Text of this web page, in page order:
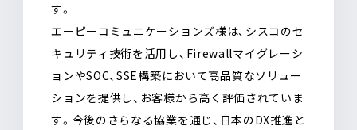
す。
エーピーコミュニケーションズ様は、シスコのセ
キュリティ技術を活用し、 Firewallマイグレーシ
ョンやSOC、SSE構築において高品質なソリュー
ションを提供し、お客様から高く評価されていま
す。今後のさらなる協業を通じ、日本のDX推進と